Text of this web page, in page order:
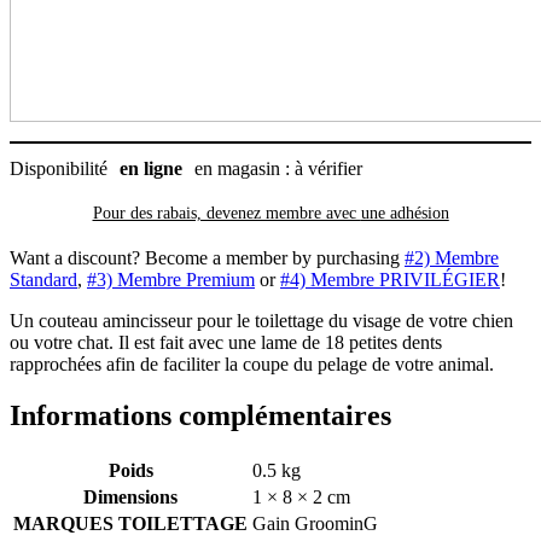
Disponibilité en ligne en magasin : à vérifier
Pour des rabais, devenez membre avec une adhésion
Want a discount? Become a member by purchasing #2) Membre
Standard, #3) Membre Premium or#4) Membre PRIVILÉGIER!
Un couteau amincisseur pour le toilettage du visage de votre chien
ou votre chat. Il est fait avec une lame de 18 petites dents
rapprochées afin de faciliter la coupe du pelage de votre animal.
Informations complémentaires
Poids
0.5 kg
Dimensions
1 × 8 × 2 cm
MARQUES TOILETTAGE Gain GroominG